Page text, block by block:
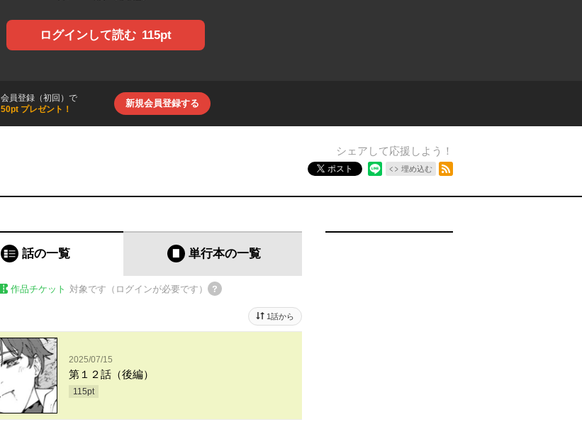
ログインして読む 115pt
会員登録（初回）で
50pt プレゼント！
新規会員登録する
シェアして応援しよう！
ポスト 埋め込む
話の一覧 単行本の一覧
作品チケット 対象です（ログインが必要です）
1話から
2025/07/15
第１２話（後編）
115pt